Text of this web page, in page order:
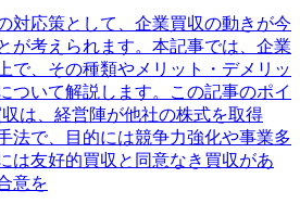
対応策として、企業買収の動きが今
が考えられます。本記事では、企業
で、その種類やメリット・デメリッ
ついて解説します。この記事のポイ
は、経営陣が他社の株式を取得
法で、目的には競争力強化や事業多
は友好的買収と同意なき買収があ
意を